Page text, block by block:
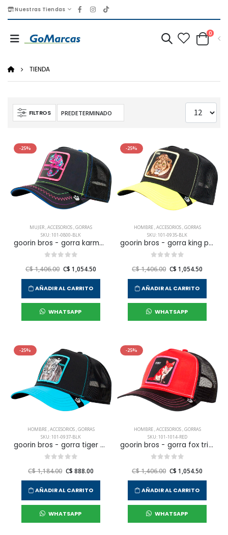
Nuestras Tiendas
0
TIENDA
FILTROS
-25%
MUJER,ACCESORIOS,GORRAS
SKU: 101-0800-BLK
goorin bros - gorra karmaa para mujer
C$ 1,406.00 C$ 1,054.50
AÑADIR AL CARRITO
WHATSAPP
-25%
HOMBRE,ACCESORIOS,GORRAS
SKU: 101-0935-BLK
goorin bros - gorra king para hombre
C$ 1,406.00 C$ 1,054.50
AÑADIR AL CARRITO
WHATSAPP
-25%
HOMBRE,ACCESORIOS,GORRAS
SKU: 101-0937-BLK
goorin bros - gorra tiger para hombre
C$ 1,184.00 C$ 888.00
AÑADIR AL CARRITO
WHATSAPP
-25%
HOMBRE,ACCESORIOS,GORRAS
SKU: 101-1014-RED
goorin bros - gorra fox trip para hombre
C$ 1,406.00 C$ 1,054.50
AÑADIR AL CARRITO
WHATSAPP